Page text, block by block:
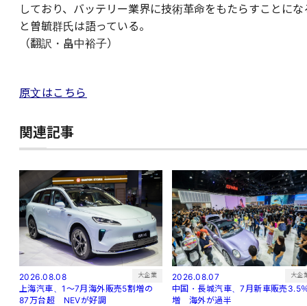
しており、バッテリー業界に技術革命をもたらすことにな
と曽毓群氏は語っている。
（翻訳・畠中裕子）
原文はこちら
関連記事
2026.08.08 大企業
上海汽車、1～7月海外販売5割増の
87万台超 NEVが好調
2026.08.07 大企
中国・長城汽車、7月新車販売3.5
増 海外が過半